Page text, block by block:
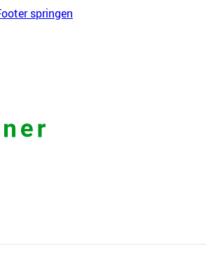
springen